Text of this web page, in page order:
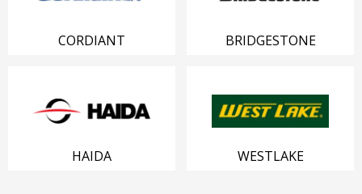
CORDIANT BRIDGESTONE
HAIDA WESTLAKE